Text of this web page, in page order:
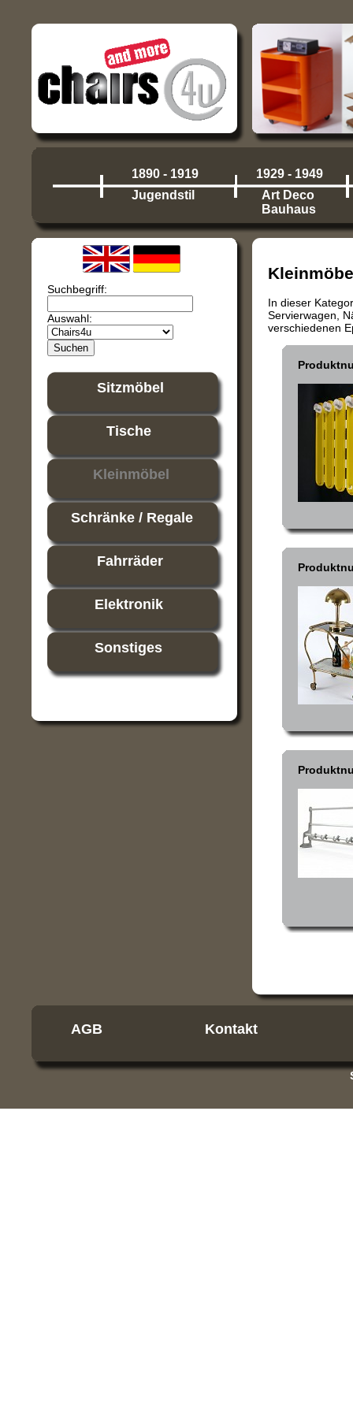
1890 - 1919
Jugendstil
1929 - 1949
Art Deco
Bauhaus
Suchbegriff:
Auswahl:
Sitzmöbel
Tische
Kleinmöbel
Schränke / Regale
Fahrräder
Elektronik
Sonstiges
In dieser
Servierwagen,
verschiedenen
AGB Kontakt